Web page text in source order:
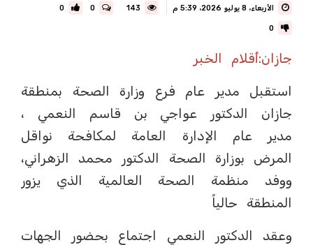
الأربعاء، 8 يوليو 2026، 5:39 م 0
0
0
جازان:أقلام الخبر
استقبل مدير عام فرع وزارة الصحة بمنطقة
جازان الدكتور عواجي بن قاسم النعمي ،
مدير عام الإدارة العامة لمكافحة نواقل
المرض بوزارة الصحة الدكتور محمد الزهراني،
ووفد منظمة الصحة العالمية الذي يزور
المنطقة حالياً
وعقد الدكتور النعمي اجتماع بحضور الجهات